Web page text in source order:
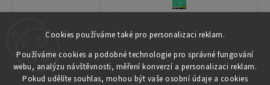
Cookies používáme také pro personalizaci reklam.
Používáme cookies a podobné technologie pro správné fungování
webu, analýzu návštěvnosti, měření konverzí a personalizaci reklam.
Pokud udělíte souhlas, mohou být vaše osobní údaje a cookies